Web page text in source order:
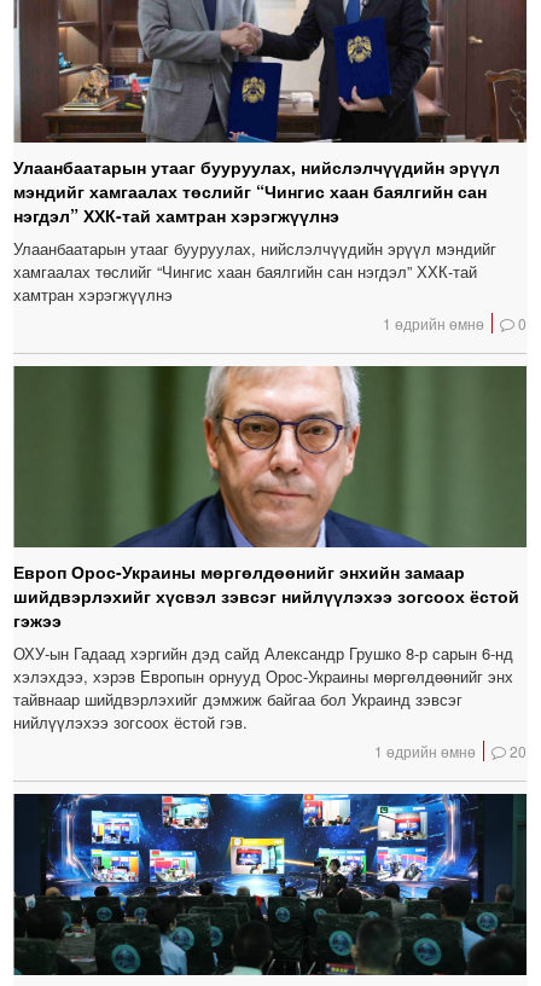
Улаанбаатарын утааг бууруулах, нийслэлчүүдийн эрүүл
мэндийг хамгаалах төслийг “Чингис хаан баялгийн сан
нэгдэл” ХХК-тай хамтран хэрэгжүүлнэ
Улаанбаатарын утааг бууруулах, нийслэлчүүдийн эрүүл мэндийг
хамгаалах төслийг “Чингис хаан баялгийн сан нэгдэл” ХХК-тай
хамтран хэрэгжүүлнэ
1 өдрийн өмнө 0
Европ Орос-Украины мөргөлдөөнийг энхийн замаар
шийдвэрлэхийг хүсвэл зэвсэг нийлүүлэхээ зогсоох ёстой
гэжээ
ОХУ-ын Гадаад хэргийн дэд сайд Александр Грушко 8-р сарын 6-нд
хэлэхдээ, хэрэв Европын орнууд Орос-Украины мөргөлдөөнийг энх
тайвнаар шийдвэрлэхийг дэмжиж байгаа бол Украинд зэвсэг
нийлүүлэхээ зогсоох ёстой гэв.
1 өдрийн өмнө 20